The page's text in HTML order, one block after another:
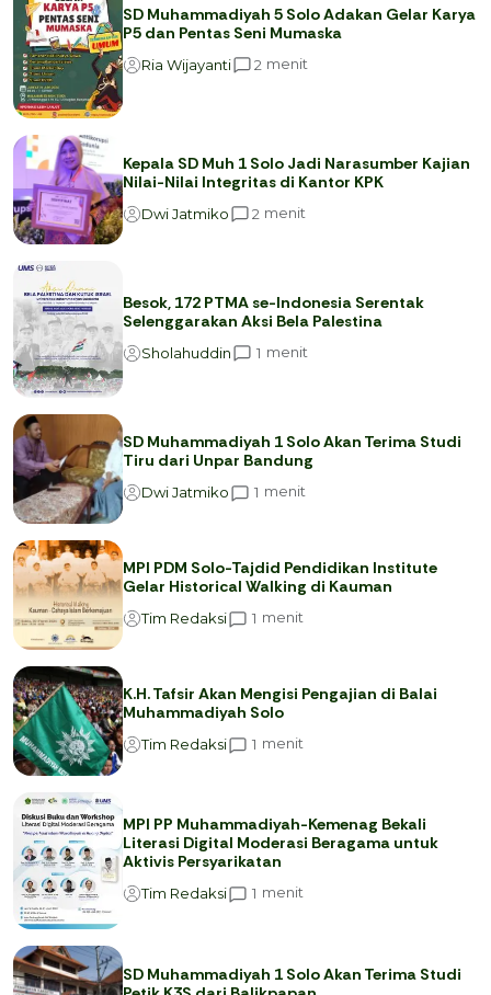
SD Muhammadiyah 5 Solo Adakan Gelar Karya
P5 dan Pentas Seni Mumaska
Ria Wijayanti 2 menit
Kepala SD Muh 1 Solo Jadi Narasumber Kajian
Nilai-Nilai Integritas di Kantor KPK
Dwi Jatmiko 2 menit
Besok, 172 PTMA se-Indonesia Serentak
Selenggarakan Aksi Bela Palestina
Sholahuddin 1 menit
SD Muhammadiyah 1 Solo Akan Terima Studi
Tiru dari Unpar Bandung
Dwi Jatmiko 1 menit
MPI PDM Solo-Tajdid Pendidikan Institute
Gelar Historical Walking di Kauman
Tim Redaksi 1 menit
K.H. Tafsir Akan Mengisi Pengajian di Balai
Muhammadiyah Solo
Tim Redaksi 1 menit
MPI PP Muhammadiyah-Kemenag Bekali
Literasi Digital Moderasi Beragama untuk
Aktivis Persyarikatan
Tim Redaksi 1 menit
SD Muhammadiyah 1 Solo Akan Terima Studi